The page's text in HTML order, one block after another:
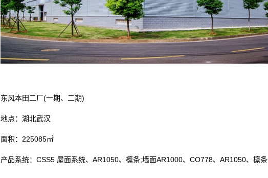
东风本田二厂(一期、二期)
地点：湖北武汉
面积：225085㎡
产品系统：CSS5 屋面系统、AR1050、檩条;墙面AR1000、CO778、AR1050、檩条